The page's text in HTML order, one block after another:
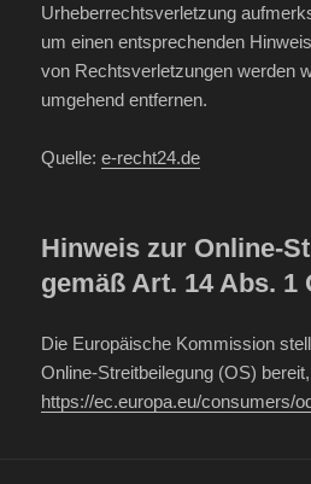
Urheberrechtsverletzung
um einen entsprechenden
von Rechtsverletzungen werden
umgehend entfernen.
Quelle:e-recht24.de
Hinweis zur Online-
gemäß Art. 14 Abs. 1
Die Europäische Kommission
Online-Streitbeilegung (OS)
https://ec.europa.eu/consumers/